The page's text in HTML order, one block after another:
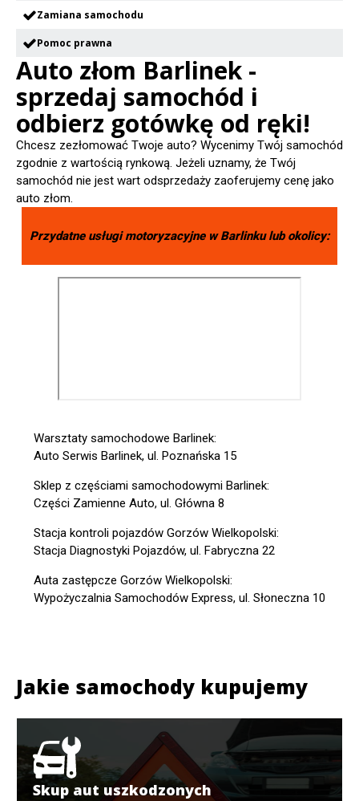
Zamiana samochodu
Pomoc prawna
Auto złom Barlinek -
sprzedaj samochód i
odbierz gotówkę od ręki!
Chcesz zezłomować Twoje auto? Wycenimy Twój samochód
zgodnie z wartością rynkową. Jeżeli uznamy, że Twój
samochód nie jest wart odsprzedaży zaoferujemy cenę jako
auto złom.
Przydatne usługi motoryzacyjne wBarlinkulub okolicy:
Warsztaty samochodowe Barlinek:
Auto Serwis Barlinek, ul. Poznańska 15
Sklep z częściami samochodowymi Barlinek:
Części Zamienne Auto, ul. Główna 8
Stacja kontroli pojazdów Gorzów Wielkopolski:
Stacja Diagnostyki Pojazdów, ul. Fabryczna 22
Auta zastępcze Gorzów Wielkopolski:
Wypożyczalnia Samochodów Express, ul. Słoneczna 10
Jakie samochody kupujemy
Skup aut uszkodzonych